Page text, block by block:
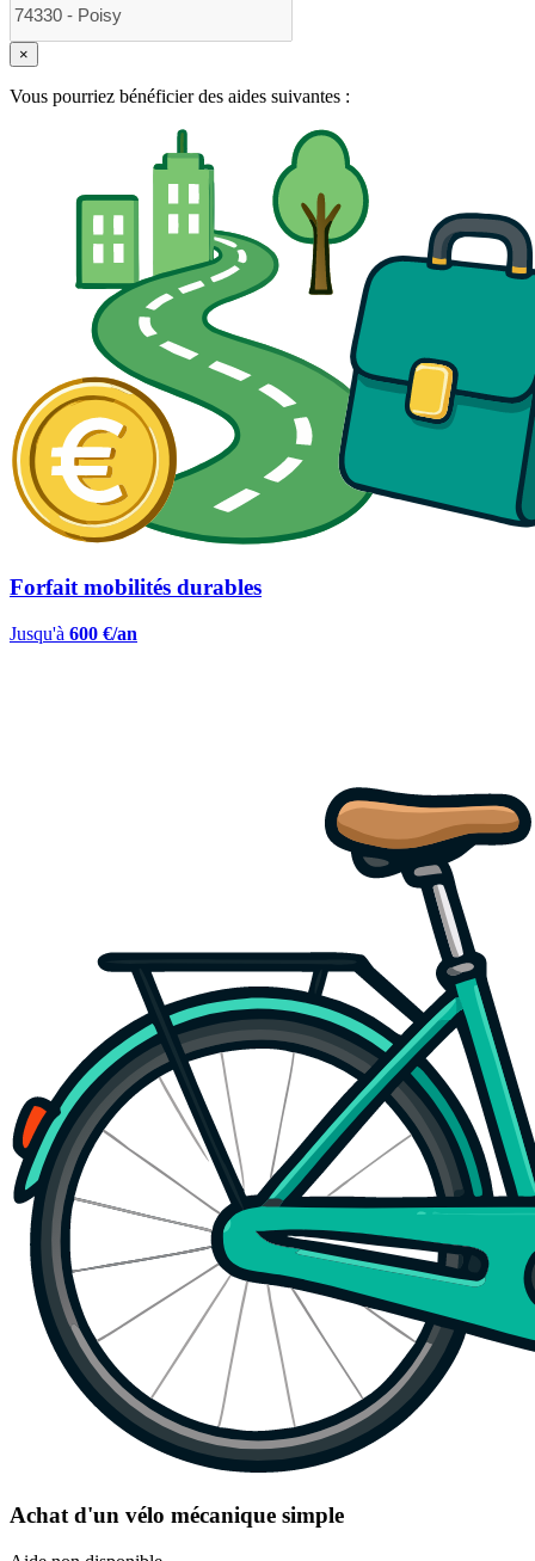
×
Vous pourriez bénéficier des aides suivantes :
Forfait mobilités durables
Jusqu'à 600 €/an
Achat d'un vélo mécanique simple